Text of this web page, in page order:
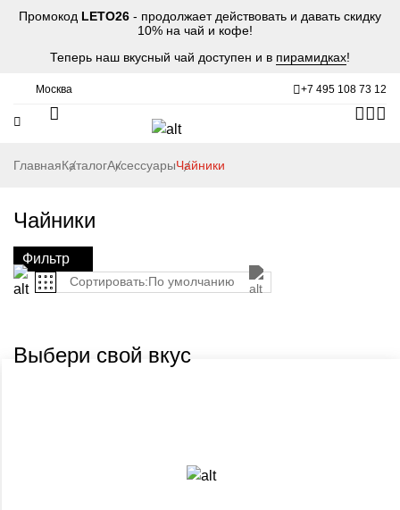
Промокод LETO26 - продолжает действовать и давать скидку
10% на чай и кофе!
Теперь наш вкусный чай доступен и в пирамидках!
+7 495 108 73 12
Москва
ГлавнаяКаталогАксессуарыЧайники
Чайники
Фильтр
Сортировать:По умолчанию
Выбери свой вкус